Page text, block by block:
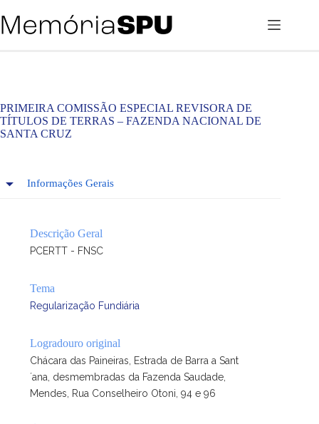
para
o
PRIMEIRA COMISSÃO ESPECIAL REVISORA DE
TÍTULOS DE TERRAS – FAZENDA NACIONAL DE
SANTA CRUZ
Informações Gerais
Descrição Geral
PCERTT - FNSC
Tema
Regularização Fundiária
Logradouro original
Chácara das Paineiras, Estrada de Barra a Sant
´ana, desmembradas da Fazenda Saudade,
Mendes, Rua Conselheiro Otoni, 94 e 96